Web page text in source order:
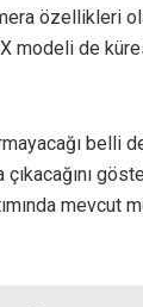
özellikleri
modeli de
belli
mevcut